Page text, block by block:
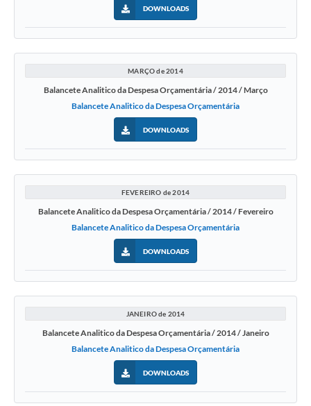
DOWNLOADS
MARÇO de 2014
Balancete Analitico da Despesa Orçamentária / 2014 / Março
Balancete Analitico da Despesa Orçamentária
DOWNLOADS
FEVEREIRO de 2014
Balancete Analitico da Despesa Orçamentária / 2014 / Fevereiro
Balancete Analitico da Despesa Orçamentária
DOWNLOADS
JANEIRO de 2014
Balancete Analitico da Despesa Orçamentária / 2014 / Janeiro
Balancete Analitico da Despesa Orçamentária
DOWNLOADS